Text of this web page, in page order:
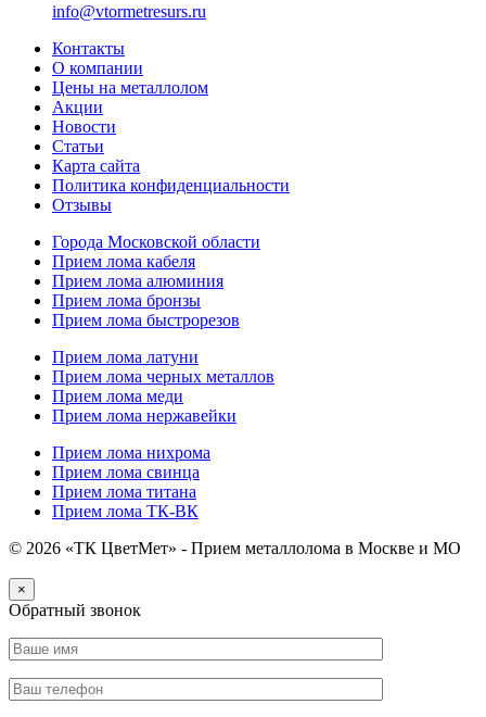
info@vtormetresurs.ru
Контакты
О компании
Цены на металлолом
Акции
Новости
Статьи
Карта сайта
Политика конфиденциальности
Отзывы
Города Московской области
Прием лома кабеля
Прием лома алюминия
Прием лома бронзы
Прием лома быстрорезов
Прием лома латуни
Прием лома черных металлов
Прием лома меди
Прием лома нержавейки
Прием лома нихрома
Прием лома свинца
Прием лома титана
Прием лома ТК-ВК
© 2026 «ТК ЦветМет» - Прием металлолома в Москве и МО
×
Обратный звонок